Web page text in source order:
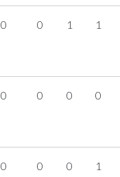
0 0 1 1
0 0 0 0
0 0 0 1